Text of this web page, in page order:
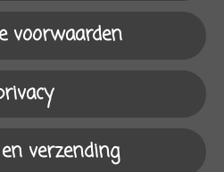
g
r
a
m
k
A
p
p
voorwaarden
verzending